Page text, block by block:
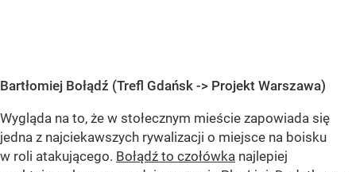
Bartłomiej Bołądź (Trefl Gdańsk -> Projekt Warszawa)
Wygląda na to, że w stołecznym mieście zapowiada się
jedna z najciekawszych rywalizacji o miejsce na boisku
w roli atakującego. Bołądź to czołówka najlepiej